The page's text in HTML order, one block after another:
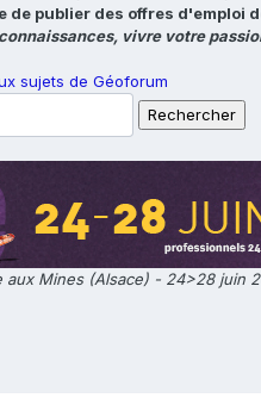
publier des offres d'emploi
vivre votre
sujets de Géoforum
aux Mines (Alsace) - 24>28 juin